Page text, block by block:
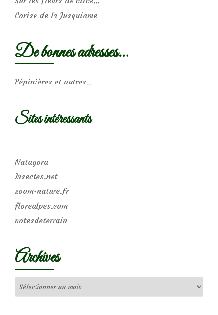
Corise de la Jusquiame
De bonnes adresses…
Pépinières et autres…
Sites intéressants
Natagora
Insectes.net
zoom-nature.fr
florealpes.com
notesdeterrain
Archives